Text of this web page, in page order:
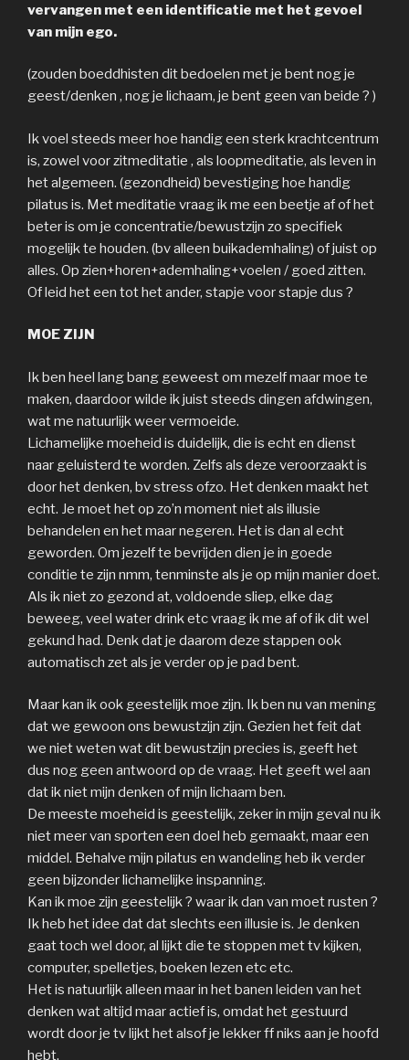
vervangen met een identificatie met het gevoel
van mijn ego.
(zouden boeddhisten dit bedoelen met je bent nog je
geest/denken , nog je lichaam, je bent geen van beide ? )
Ik voel steeds meer hoe handig een sterk krachtcentrum
is, zowel voor zitmeditatie , als loopmeditatie, als leven in
het algemeen. (gezondheid) bevestiging hoe handig
pilatus is. Met meditatie vraag ik me een beetje af of het
beter is om je concentratie/bewustzijn zo specifiek
mogelijk te houden. (bv alleen buikademhaling) of juist op
alles. Op zien+horen+ademhaling+voelen / goed zitten.
Of leid het een tot het ander, stapje voor stapje dus ?
MOE ZIJN
Ik ben heel lang bang geweest om mezelf maar moe te
maken, daardoor wilde ik juist steeds dingen afdwingen,
wat me natuurlijk weer vermoeide.
Lichamelijke moeheid is duidelijk, die is echt en dienst
naar geluisterd te worden. Zelfs als deze veroorzaakt is
door het denken, bv stress ofzo. Het denken maakt het
echt. Je moet het op zo’n moment niet als illusie
behandelen en het maar negeren. Het is dan al echt
geworden. Om jezelf te bevrijden dien je in goede
conditie te zijn nmm, tenminste als je op mijn manier doet.
Als ik niet zo gezond at, voldoende sliep, elke dag
beweeg, veel water drink etc vraag ik me af of ik dit wel
gekund had. Denk dat je daarom deze stappen ook
automatisch zet als je verder op je pad bent.
Maar kan ik ook geestelijk moe zijn. Ik ben nu van mening
dat we gewoon ons bewustzijn zijn. Gezien het feit dat
we niet weten wat dit bewustzijn precies is, geeft het
dus nog geen antwoord op de vraag. Het geeft wel aan
dat ik niet mijn denken of mijn lichaam ben.
De meeste moeheid is geestelijk, zeker in mijn geval nu ik
niet meer van sporten een doel heb gemaakt, maar een
middel. Behalve mijn pilatus en wandeling heb ik verder
geen bijzonder lichamelijke inspanning.
Kan ik moe zijn geestelijk ? waar ik dan van moet rusten ?
Ik heb het idee dat dat slechts een illusie is. Je denken
gaat toch wel door, al lijkt die te stoppen met tv kijken,
computer, spelletjes, boeken lezen etc etc.
Het is natuurlijk alleen maar in het banen leiden van het
denken wat altijd maar actief is, omdat het gestuurd
wordt door je tv lijkt het alsof je lekker ff niks aan je hoofd
hebt.